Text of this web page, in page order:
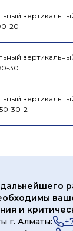
20
30
30-2
и
г. Алматы: